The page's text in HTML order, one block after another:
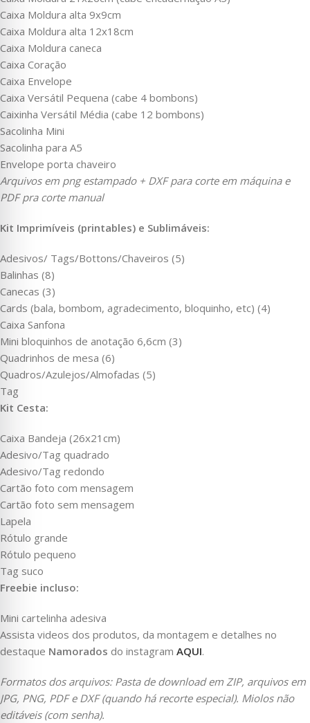
Caixa Moldura alta 9x9cm
Caixa Moldura alta 12x18cm
Caixa Moldura caneca
Caixa Coração
Caixa Envelope
Caixa Versátil Pequena (cabe 4 bombons)
Caixinha Versátil Média (cabe 12 bombons)
Sacolinha Mini
Sacolinha para A5
Envelope porta chaveiro
Arquivos em png estampado + DXF para corte em máquina e
PDF pra corte manual
Kit Imprimíveis (printables) e Sublimáveis:
Adesivos/ Tags/Bottons/Chaveiros (5)
Balinhas (8)
Canecas (3)
Cards (bala, bombom, agradecimento, bloquinho, etc) (4)
Caixa Sanfona
Mini bloquinhos de anotação 6,6cm (3)
Quadrinhos de mesa (6)
Quadros/Azulejos/Almofadas (5)
Tag
Kit Cesta:
Caixa Bandeja (26x21cm)
Adesivo/Tag quadrado
Adesivo/Tag redondo
Cartão foto com mensagem
Cartão foto sem mensagem
Lapela
Rótulo grande
Rótulo pequeno
Tag suco
Freebie incluso:
Mini cartelinha adesiva
Assista videos dos produtos, da montagem e detalhes no
destaque Namorados do instagram AQUI.
Formatos dos arquivos: Pasta de download em ZIP, arquivos em
JPG, PNG, PDF e DXF (quando há recorte especial). Miolos não
editáveis (com senha).